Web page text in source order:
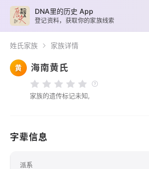
姓氏家族 家族详情
黄 海南黄氏
家族的遗传标记未知,
字辈信息
派系
DNA里的历史 App
登记资料，获取你的家族线索